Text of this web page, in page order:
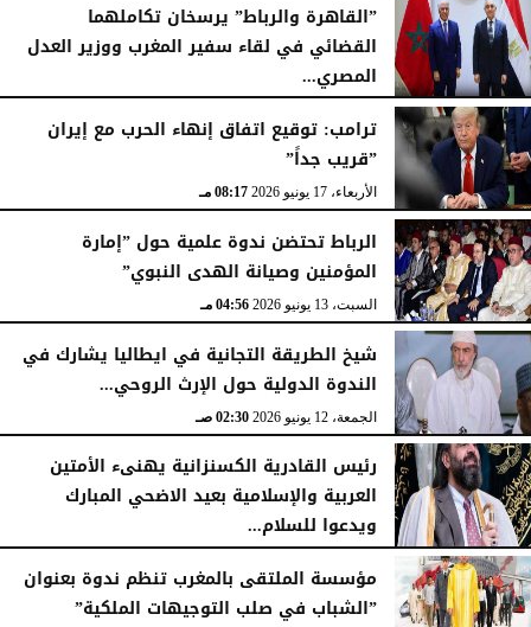
”القاهرة والرباط” يرسخان تكاملهما
القضائي في لقاء سفير المغرب ووزير العدل
المصري...
الثلاثاء، 30 يونيو 2026 08:35 مـ
ترامب: توقيع اتفاق إنهاء الحرب مع إيران
”قريب جداً”
الأربعاء، 17 يونيو 2026 08:17 مـ
الرباط تحتضن ندوة علمية حول ”إمارة
المؤمنين وصيانة الهدى النبوي” ​
السبت، 13 يونيو 2026 04:56 مـ
شيخ الطريقة التجانية في ايطاليا يشارك في
الندوة الدولية حول الإرث الروحي...
الجمعة، 12 يونيو 2026 02:30 صـ
رئيس القادرية الكسنزانية يهنىء الأمتين
العربية والإسلامية بعيد الاضحي المبارك
ويدعوا للسلام...
الثلاثاء، 26 مايو 2026
مؤسسة الملتقى بالمغرب تنظم ندوة بعنوان
”الشباب في صلب التوجيهات الملكية”